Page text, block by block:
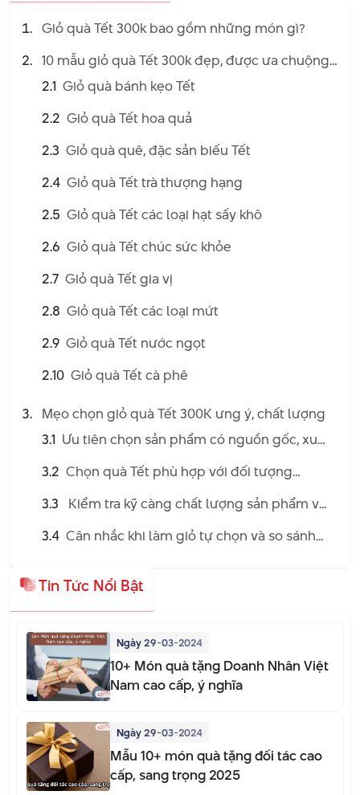
Giỏ quà Tết 300k bao gồm những món gì?
10 mẫu giỏ quà Tết 300k đẹp, được ưa chuộng
2026
2.1 Giỏ quà bánh kẹo Tết
2.2 Giỏ quà Tết hoa quả
2.3 Giỏ quà quê, đặc sản biếu Tết
2.4 Giỏ quà Tết trà thượng hạng
2.5 Giỏ quà Tết các loại hạt sấy khô
2.6 Giỏ quà Tết chúc sức khỏe
2.7 Giỏ quà Tết gia vị
2.8 Giỏ quà Tết các loại mứt
2.9 Giỏ quà Tết nước ngọt
2.10 Giỏ quà Tết cà phê
Mẹo chọn giỏ quà Tết 300K ưng ý, chất lượng
3.1 Ưu tiên chọn sản phẩm có nguồn gốc, xuất
3.2 Chọn quà Tết phù hợp với đối tượng
3.3 Kiểm tra kỹ càng chất lượng sản phẩm và
3.4 Cân nhắc khi làm giỏ tự chọn và so sánh
Tin Tức Nổi Bật
Ngày 29-03-2024
10+ Món quà tặng Doanh Nhân Việt
Nam cao cấp, ý nghĩa
Ngày 29-03-2024
Mẫu 10+ món quà tặng đối tác cao
cấp, sang trọng 2025